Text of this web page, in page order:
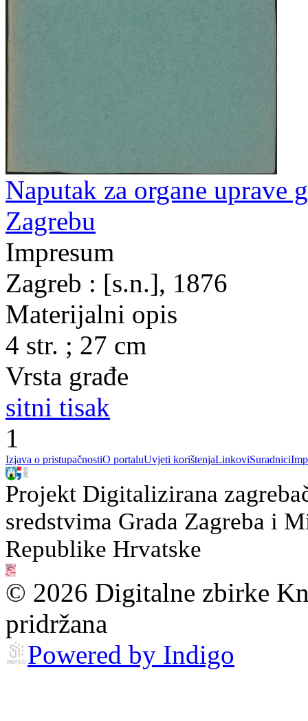
Naputak za organe uprave
Zagrebu
Impresum
Zagreb : [s.n.], 1876
Materijalni opis
4 str. ; 27 cm
Vrsta građe
sitni tisak
1
Izjava o pristupačnostiO portaluUvjeti korištenjaLinkoviSuradnici
Projekt Digitalizirana
sredstvima Grada Zagreba i
Republike Hrvatske
© 2026 Digitalne zbirke
pridržana
Powered by Indigo